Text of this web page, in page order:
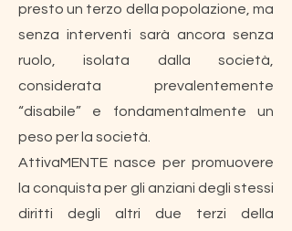
presto un terzo della popolazione, ma
senza interventi sarà ancora senza
ruolo, isolata dalla società,
considerata prevalentemente
“disabile” e fondamentalmente un
peso per la società.
AttivaMENTE nasce per promuovere
la conquista per gli anziani degli stessi
diritti degli altri due terzi della